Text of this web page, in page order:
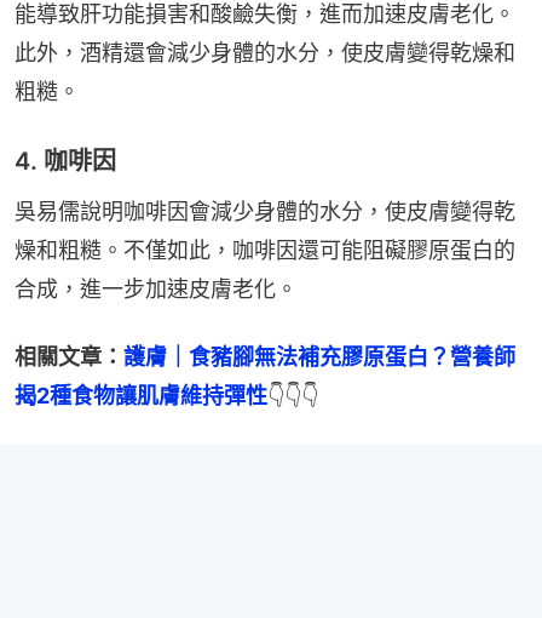
能導致肝功能損害和酸鹼失衡，進而加速皮膚老化。
此外，酒精還會減少身體的水分，使皮膚變得乾燥和
粗糙。
4. 咖啡因
吳易儒說明咖啡因會減少身體的水分，使皮膚變得乾
燥和粗糙。不僅如此，咖啡因還可能阻礙膠原蛋白的
合成，進一步加速皮膚老化。
相關文章： 護膚｜食豬腳無法補充膠原蛋白？營養師
揭2種食物讓肌膚維持彈性👇👇👇